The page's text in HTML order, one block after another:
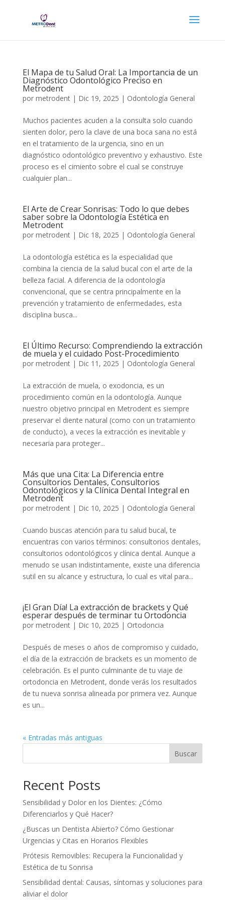
El Mapa de tu Salud Oral: La Importancia de un
Diagnóstico Odontológico Preciso en
Metrodent
por metrodent| Dic 19, 2025 | Odontología General
Muchos pacientes acuden a la consulta solo cuando
sienten dolor, pero la clave de una boca sana no está
en el tratamiento de la urgencia, sino en un
diagnóstico odontológico preventivo y exhaustivo. Este
proceso es el cimiento sobre el cual se construye
cualquier plan...
El Arte de Crear Sonrisas: Todo lo que debes
saber sobre la Odontología Estética en
Metrodent
por metrodent| Dic 18, 2025 | Odontología General
La odontología estética es la especialidad que
combina la ciencia de la salud bucal con el arte de la
belleza facial. A diferencia de la odontología
convencional, que se centra principalmente en la
prevención y tratamiento de enfermedades, esta
disciplina busca...
El Último Recurso: Comprendiendo la extracción
de muela y el cuidado Post-Procedimiento
por metrodent| Dic 11, 2025 | Odontología General
La extracción de muela, o exodoncia, es un
procedimiento común en la odontología. Aunque
nuestro objetivo principal en Metrodent es siempre
preservar el diente natural (como con un tratamiento
de conducto), a veces la extracción es inevitable y
necesaria para proteger...
Más que una Cita: La Diferencia entre
Consultorios Dentales, Consultorios
Odontológicos y la Clínica Dental Integral en
Metrodent
por metrodent| Dic 10, 2025 | Odontología General
Cuando buscas atención para tu salud bucal, te
encuentras con varios términos: consultorios dentales,
consultorios odontológicos y clínica dental. Aunque a
menudo se usan indistintamente, existe una diferencia
sutil en su alcance y estructura, lo cual es vital para...
¡El Gran Día! La extracción de brackets y Qué
esperar después de terminar tu Ortodoncia
por metrodent| Dic 10, 2025 | Ortodoncia
Después de meses o años de compromiso y cuidado,
el día de la extracción de brackets es un momento de
celebración. Es el punto culminante de tu viaje de
ortodoncia en Metrodent, donde verás los resultados
de tu nueva sonrisa alineada por primera vez. Aunque
es un...
« Entradas más antiguas
Buscar
Recent Posts
Sensibilidad y Dolor en los Dientes: ¿Cómo
Diferenciarlos y Qué Hacer?
¿Buscas un Dentista Abierto? Cómo Gestionar
Urgencias y Citas en Horarios Flexibles
Prótesis Removibles: Recupera la Funcionalidad y
Estética de tu Sonrisa
Sensibilidad dental: Causas, síntomas y soluciones para
aliviar el dolor